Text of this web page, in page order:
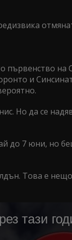
първенство на
и
Но да се
до 7 юни, но
Това е